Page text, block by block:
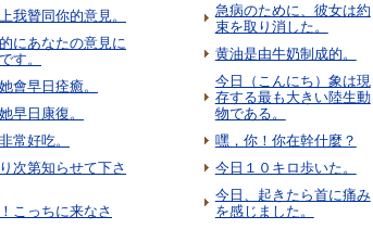
我贊同你的意見。
にあなたの意見に
す。
會早日痊癒。
早日康復。
常好吃。
次第知らせて下さ
こっちに来なさ
急病のために、彼女は約
束を取り消した。
黄油是由牛奶制成的。
今日（こんにち）象は現
存する最も大きい陸生動
物である。
嘿，你！你在幹什麼？
今日１０キロ歩いた。
今日、起きたら首に痛み
を感じました。